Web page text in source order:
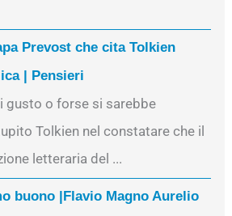
Prevost che cita Tolkien
| Pensieri
gusto o forse si sarebbe
Tolkien nel constatare che il
letteraria del ...
buono |Flavio Magno Aurelio